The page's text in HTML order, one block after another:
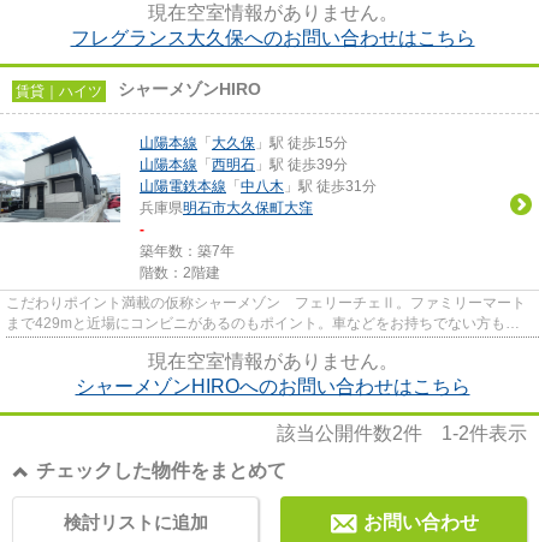
現在空室情報がありません。
フレグランス大久保へのお問い合わせはこちら
賃貸｜ハイツ シャーメゾンHIRO
山陽本線 「 大久保 」駅 徒歩15分
山陽本線 「 西明石 」駅 徒歩39分
山陽電鉄本線 「 中八木 」駅 徒歩31分
兵庫県明石市大久保町大窪
-
築年数：築7年
階数：2階建
こだわりポイント満載の仮称シャーメゾン フェリーチェⅡ。ファミリーマート
まで429mと近場にコンビニがあるのもポイント。車などをお持ちでない方も安
現在空室情報がありません。
シャーメゾンHIROへのお問い合わせはこちら
該当公開件数2件 1-2件表示
チェックした物件をまとめて
お問い合わせ
検討リストに追加